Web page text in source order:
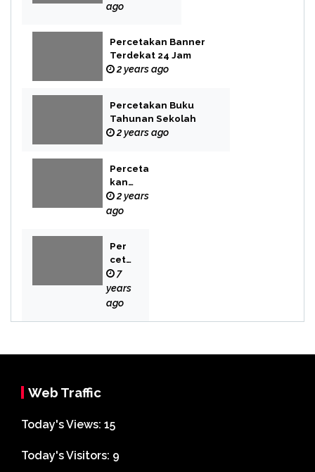
ago
Percetakan Banner
Terdekat 24 Jam
2 years ago
Percetakan Buku
Tahunan Sekolah
2 years ago
Perceta
kan
Buku
Novel
2 years
ago
Per
cet
aka
n
Bek
7
years
ago
Web Traffic
Today's Views: 15
Today's Visitors: 9